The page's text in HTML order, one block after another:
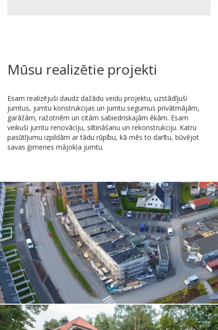
Mūsu realizētie projekti
Esam realizējuši daudz dažādu veidu projektu, uzstādījuši
jumtus, jumtu konstrukcijas un jumtu segumus privātmājām,
garāžām, ražotnēm un citām sabiedriskajām ēkām. Esam
veikuši jumtu renovāciju, siltināšanu un rekonstrukciju. Katru
pasūtījumu izpildām ar tādu rūpību, kā mēs to darītu, būvējot
savas ģimenes mājokļa jumtu.